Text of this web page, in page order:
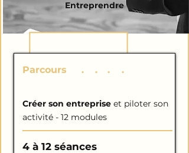
Entreprendre
Parcours C. . É. A.
Créer son entreprise et piloter son
activité - 12 modules
4 à 12 séances